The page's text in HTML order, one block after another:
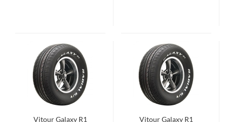
Vitour Galaxy R1
Vitour Galaxy R1